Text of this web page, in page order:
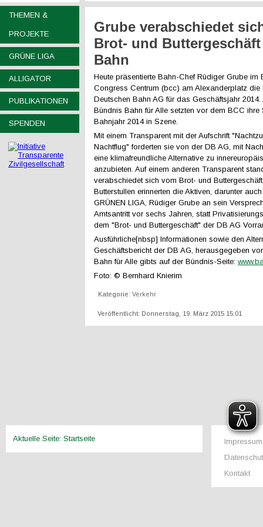
THEMEN &
PROJEKTE
GRÜNE LIGA
ALLIGATOR
PUBLIKATIONEN
SPENDEN
Grube verabschiedet
Brot- und
Bahn
Heute präsentierte Bahn-Chef Rüdiger Grube im
Congress Centrum (bcc) am Alexanderplatz die
Deutschen Bahn AG für das Geschäftsjahr
Bündnis Bahn für Alle setzten vor dem BCC ihre
Bahnjahr 2014 in Szene.
Mit einem Transparent mit der Aufschrift
Nachtflug" forderten sie von der DB AG, mit
eine klimafreundliche Alternative zu
anzubieten. Auf einem anderen Transparent
verabschiedet sich vom Brot- und
Butterstullen erinnerten die Aktiven, darunter
GRÜNEN LIGA, Rüdiger Grube an sein
Amtsantritt vor sechs Jahren, statt
dem "Brot- und Buttergeschäft" der DB AG
Ausführliche[nbsp] Informationen sowie den
Geschäftsbericht der DB AG, herausgegeben
Bahn für Alle gibts auf der Bündnis-Seite:
Foto: © Bernhard Knierim
Kategorie: Verkehr
Veröffentlicht: Donnerstag, 19. März 2015 15:01
Aktuelle Seite: Startseite
Impressum
Kontakt